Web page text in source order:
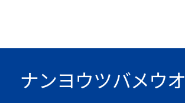
ナンヨウツバメウオ